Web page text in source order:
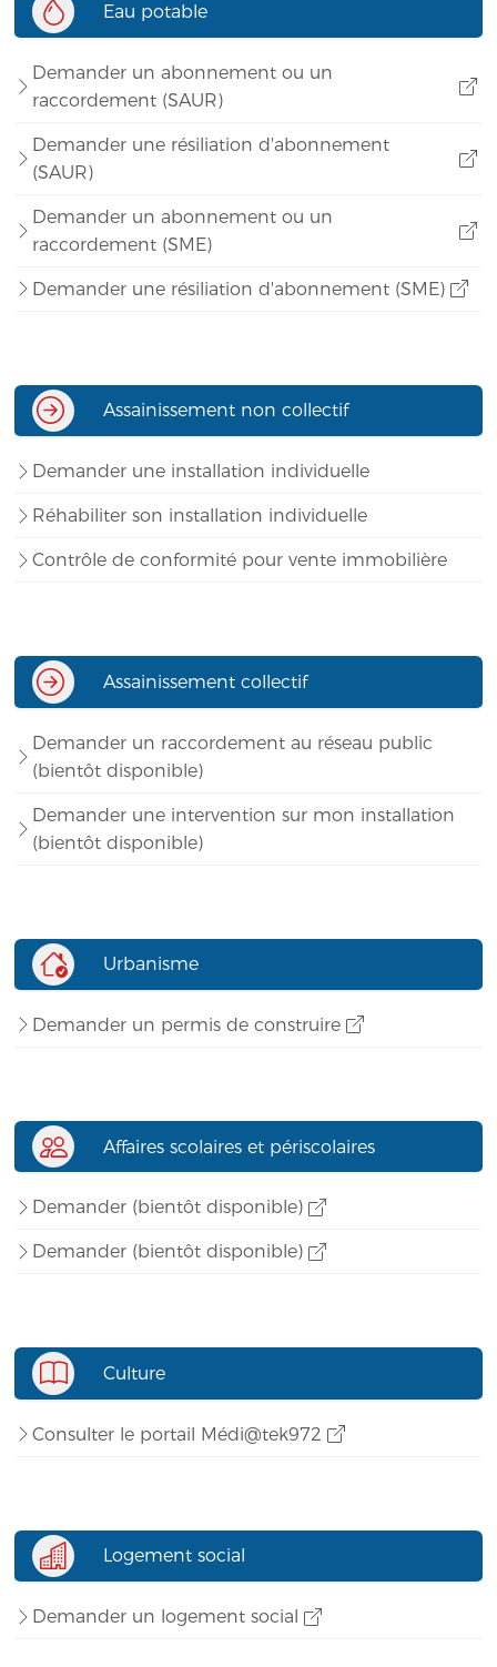
Eau potable
Demander un abonnement ou un
raccordement (SAUR)
Demander une résiliation d'abonnement
(SAUR)
Demander un abonnement ou un
raccordement (SME)
Demander une résiliation d'abonnement (SME)
Assainissement non collectif
Demander une installation individuelle
Réhabiliter son installation individuelle
Contrôle de conformité pour vente immobilière
Assainissement collectif
Demander un raccordement au réseau public
(bientôt disponible)
Demander une intervention sur mon installation
(bientôt disponible)
Urbanisme
Demander un permis de construire
Affaires scolaires et périscolaires
Demander (bientôt disponible)
Demander (bientôt disponible)
Culture
Consulter le portail Médi@tek972
Logement social
Demander un logement social